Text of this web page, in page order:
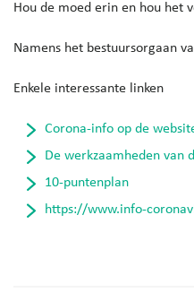
Hou de moed erin en hou het
Namens het bestuursorgaan
Enkele interessante linken
Corona-info op de
De werkzaamheden van
10-puntenplan
https://www.info-